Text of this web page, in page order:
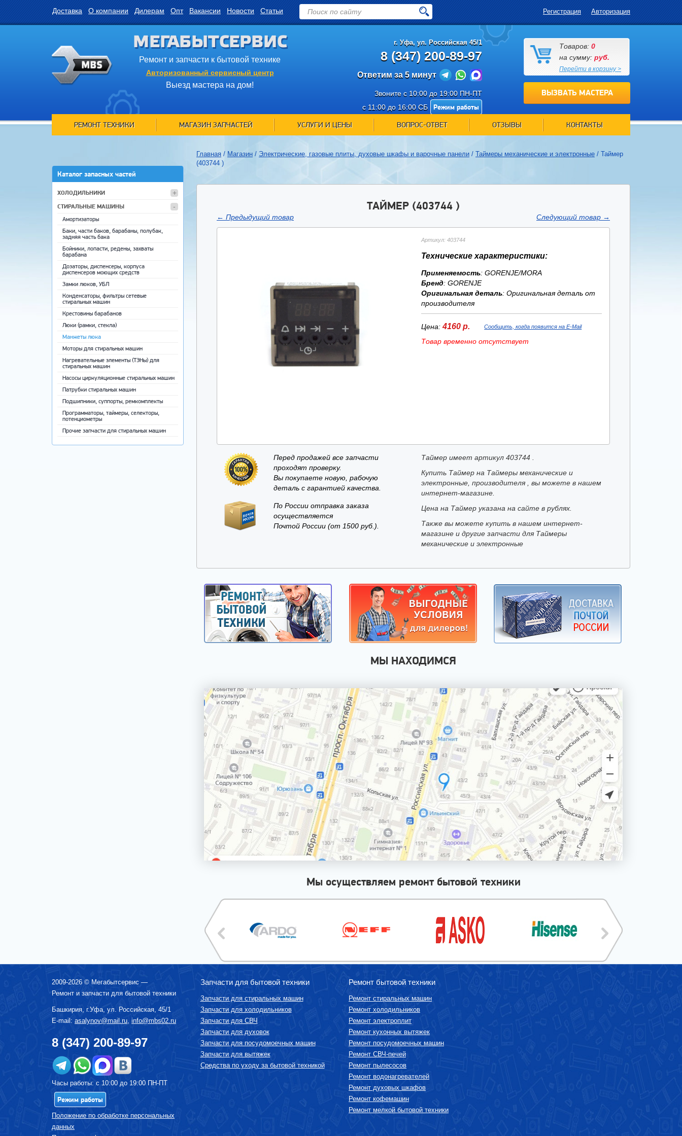
Доставка О компании Дилерам Опт Вакансии Новости Статьи Регистрация Авторизация
МЕГАБЫТСЕРВИС
Ремонт и запчасти к бытовой технике
Авторизованный сервисный центр
Выезд мастера на дом!
г. Уфа, ул. Российская 45/1
8 (347) 200-89-97
Ответим за 5 минут
Звоните с 10:00 до 19:00 ПН-ПТ
с 11:00 до 16:00 СБ
Режим работы
Товаров: 0
на сумму: руб.
Перейти в корзину >
ВЫЗВАТЬ МАСТЕРА
РЕМОНТ ТЕХНИКИ МАГАЗИН ЗАПЧАСТЕЙ УСЛУГИ И ЦЕНЫ ВОПРОС-ОТВЕТ ОТЗЫВЫ КОНТАКТЫ
Каталог запасных частей
ХОЛОДИЛЬНИКИ
СТИРАЛЬНЫЕ МАШИНЫ
Амортизаторы
Баки, части баков, барабаны, полубак,
задняя часть бака
Бойники, лопасти, редены, захваты
барабана
Дозаторы, диспенсеры, корпуса
диспенсеров моющих средств
Замки люков, УБЛ
Конденсаторы, фильтры сетевые
стиральных машин
Крестовины барабанов
Люки (рамки, стекла)
Манжеты люка
Моторы для стиральных машин
Нагревательные элементы (ТЭНы) для
стиральных машин
Насосы циркуляционные стиральных машин
Патрубки стиральных машин
Подшипники, суппорты, ремкомплекты
Программаторы, таймеры, селекторы,
потенциометры
Прочие запчасти для стиральных машин
ПЫЛЕСОСЫ
СРЕДСТВА ПО УХОДУ ЗА БЫТОВОЙ
ТЕХНИКОЙ
СУШИЛЬНЫЕ МАШИНЫ
ТЕЛЕВИЗОРЫ
ТОСТЕРЫ
УТЮГИ И ГЛАДИЛЬНЫЕ УСТРОЙСТВА
ФЕНЫ-ЩЕТКИ
ХЛЕБОПЕЧКИ
Главная / Магазин / Электрические, газовые плиты, духовые шкафы и варочные панели / Таймеры механические и электронные / Таймер
(403744 )
ТАЙМЕР (403744 )
← Предыдущий товар Следующий товар →
Артикул: 403744
Технические характеристики:
Применяемость: GORENJE/MORA
Бренд: GORENJE
Оригинальная деталь: Оригинальная деталь от
производителя
Цена:4160 р. Сообщить, когда появится на E-Mail
Товар временно отсутствует
Перед продажей все запчасти
проходят проверку.
Вы покупаете новую, рабочую
деталь с гарантией качества.
По России отправка заказа
осуществляется
Почтой России (от 1500 руб.).
Таймер имеет артикул 403744 .
Купить Таймер на Таймеры механические и
электронные, производителя , вы можете в нашем
интернет-магазине.
Цена на Таймер указана на сайте в рублях.
Также вы можете купить в нашем интернет-
магазине и другие запчасти для Таймеры
механические и электронные
МЫ НАХОДИМСЯ
Мы осуществляем ремонт бытовой техники
2009-2026 © Мегабытсервис —
Ремонт и запчасти для бытовой техники
Башкирия, г.Уфа ул. Российская, 45/1
E-mail: asalynov@mail.ru info@mbs02.ru
8 (347) 200-89-97
Часы работы: с 10:00 до 19:00 ПН-ПТ
Режим работы
Положение по обработке персональных
данных
Запчасти для бытовой техники
Запчасти для стиральных машин
Запчасти для холодильников
Запчасти для СВЧ
Запчасти для духовок
Запчасти для посудомоечных машин
Запчасти для вытяжек
Средства по уходу за бытовой техникой
Ремонт бытовой техники
Ремонт стиральных машин
Ремонт холодильников
Ремонт электроплит
Ремонт кухонных вытяжек
Ремонт посудомоечных машин
Ремонт СВЧ-печей
Ремонт пылесосов
Ремонт водонагревателей
Ремонт духовых шкафов
Ремонт кофемашин
Ремонт мелкой бытовой техники